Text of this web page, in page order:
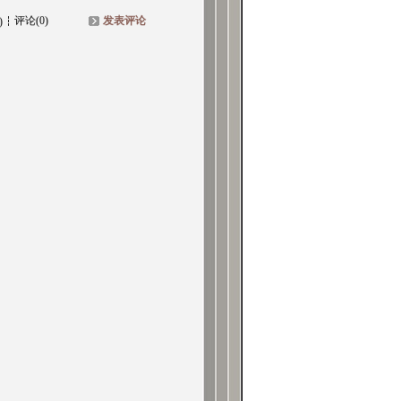
评论(0) 发表评论